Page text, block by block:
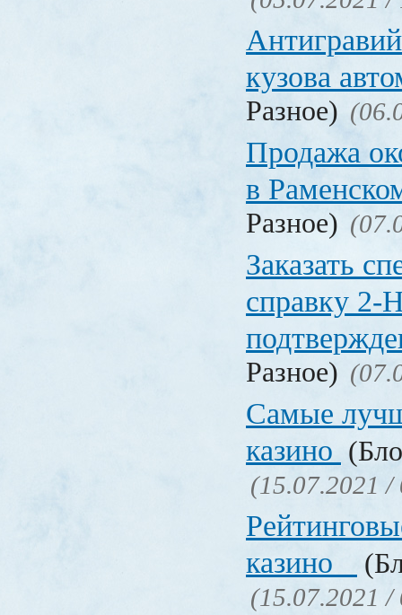
кузова
Разное)
Продажа
в
Разное)
Заказать
справку
Разное)
Самые
казино
(15.07.2021 /
казино
(15.07.2021 /